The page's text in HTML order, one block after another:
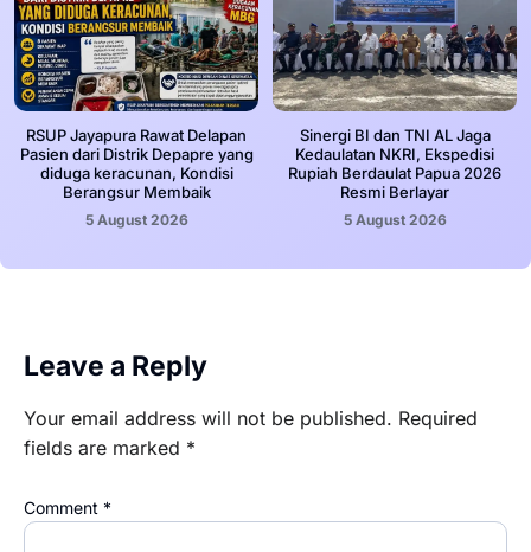
RSUP Jayapura Rawat Delapan
Pasien dari Distrik Depapre yang
diduga keracunan, Kondisi
Berangsur Membaik
5 August 2026
Sinergi BI dan TNI AL Jaga
Kedaulatan NKRI, Ekspedisi
Rupiah Berdaulat Papua 2026
Resmi Berlayar
5 August 2026
Leave a Reply
Your email address will not be published. Required
fields are marked *
Comment *